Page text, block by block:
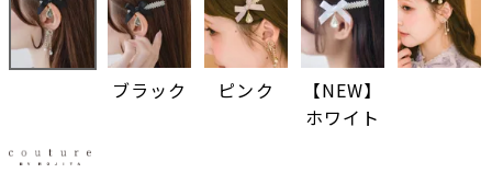
ブラック ピンク
【NEW】
ホワイト